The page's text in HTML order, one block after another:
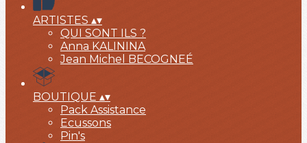
ARTISTES ▴▾
QUI SONT ILS ?
Anna KALININA
Jean Michel BECOGNEÉ
BOUTIQUE ▴▾
Pack Assistance
Ecussons
Pin's